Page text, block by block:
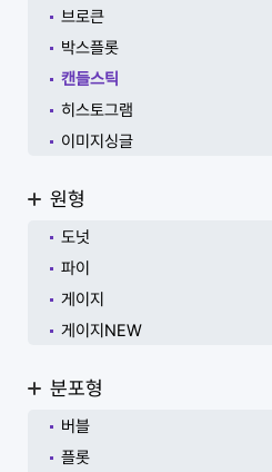
브로큰
박스플롯
캔들스틱
히스토그램
이미지싱글
원형
도넛
파이
게이지
게이지NEW
분포형
버블
플롯